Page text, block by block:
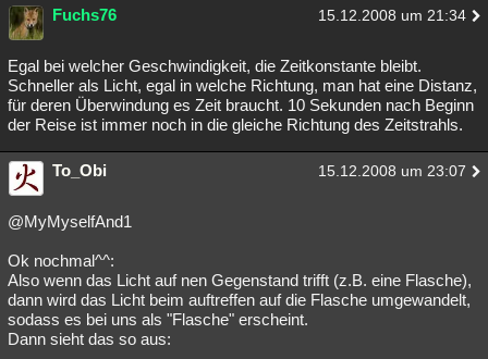
Fuchs76 15.12.2008 um 21:34
Egal bei welcher Geschwindigkeit, die Zeitkonstante bleibt.
Schneller als Licht, egal in welche Richtung, man hat eine Distanz,
für deren Überwindung es Zeit braucht. 10 Sekunden nach Beginn
der Reise ist immer noch in die gleiche Richtung des Zeitstrahls.
To_Obi 15.12.2008 um 23:07
@MyMyselfAnd1
Ok nochmal^^:
Also wenn das Licht auf nen Gegenstand trifft (z.B. eine Flasche),
dann wird das Licht beim auftreffen auf die Flasche umgewandelt,
sodass es bei uns als "Flasche" erscheint.
Dann sieht das so aus: